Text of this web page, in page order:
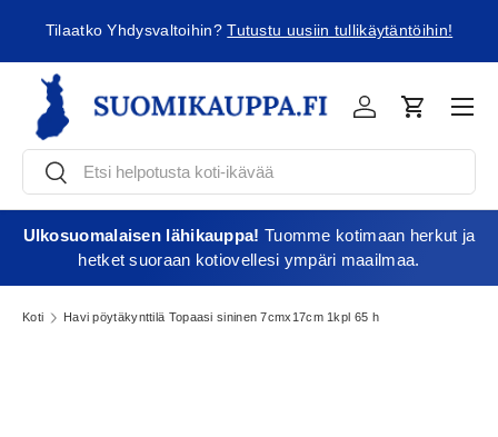
Jatka sisältöön
Tilaatko Yhdysvaltoihin?Tutustu uusiin tullikäytäntöihin!
EtsiEtsi
KirjauduOstoskori
Ulkosuomalaisen lähikauppa! Tuomme kotimaan herkut ja
hetket suoraan kotiovellesi ympäri maailmaa.
Koti Havi pöytäkynttilä Topaasi sininen 7cmx17cm 1kpl 65 h